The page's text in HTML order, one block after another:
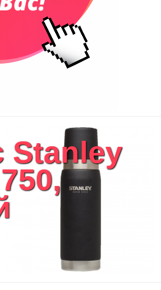
промо
косметички
ванной комнаты
текстиль
доски
Stanley